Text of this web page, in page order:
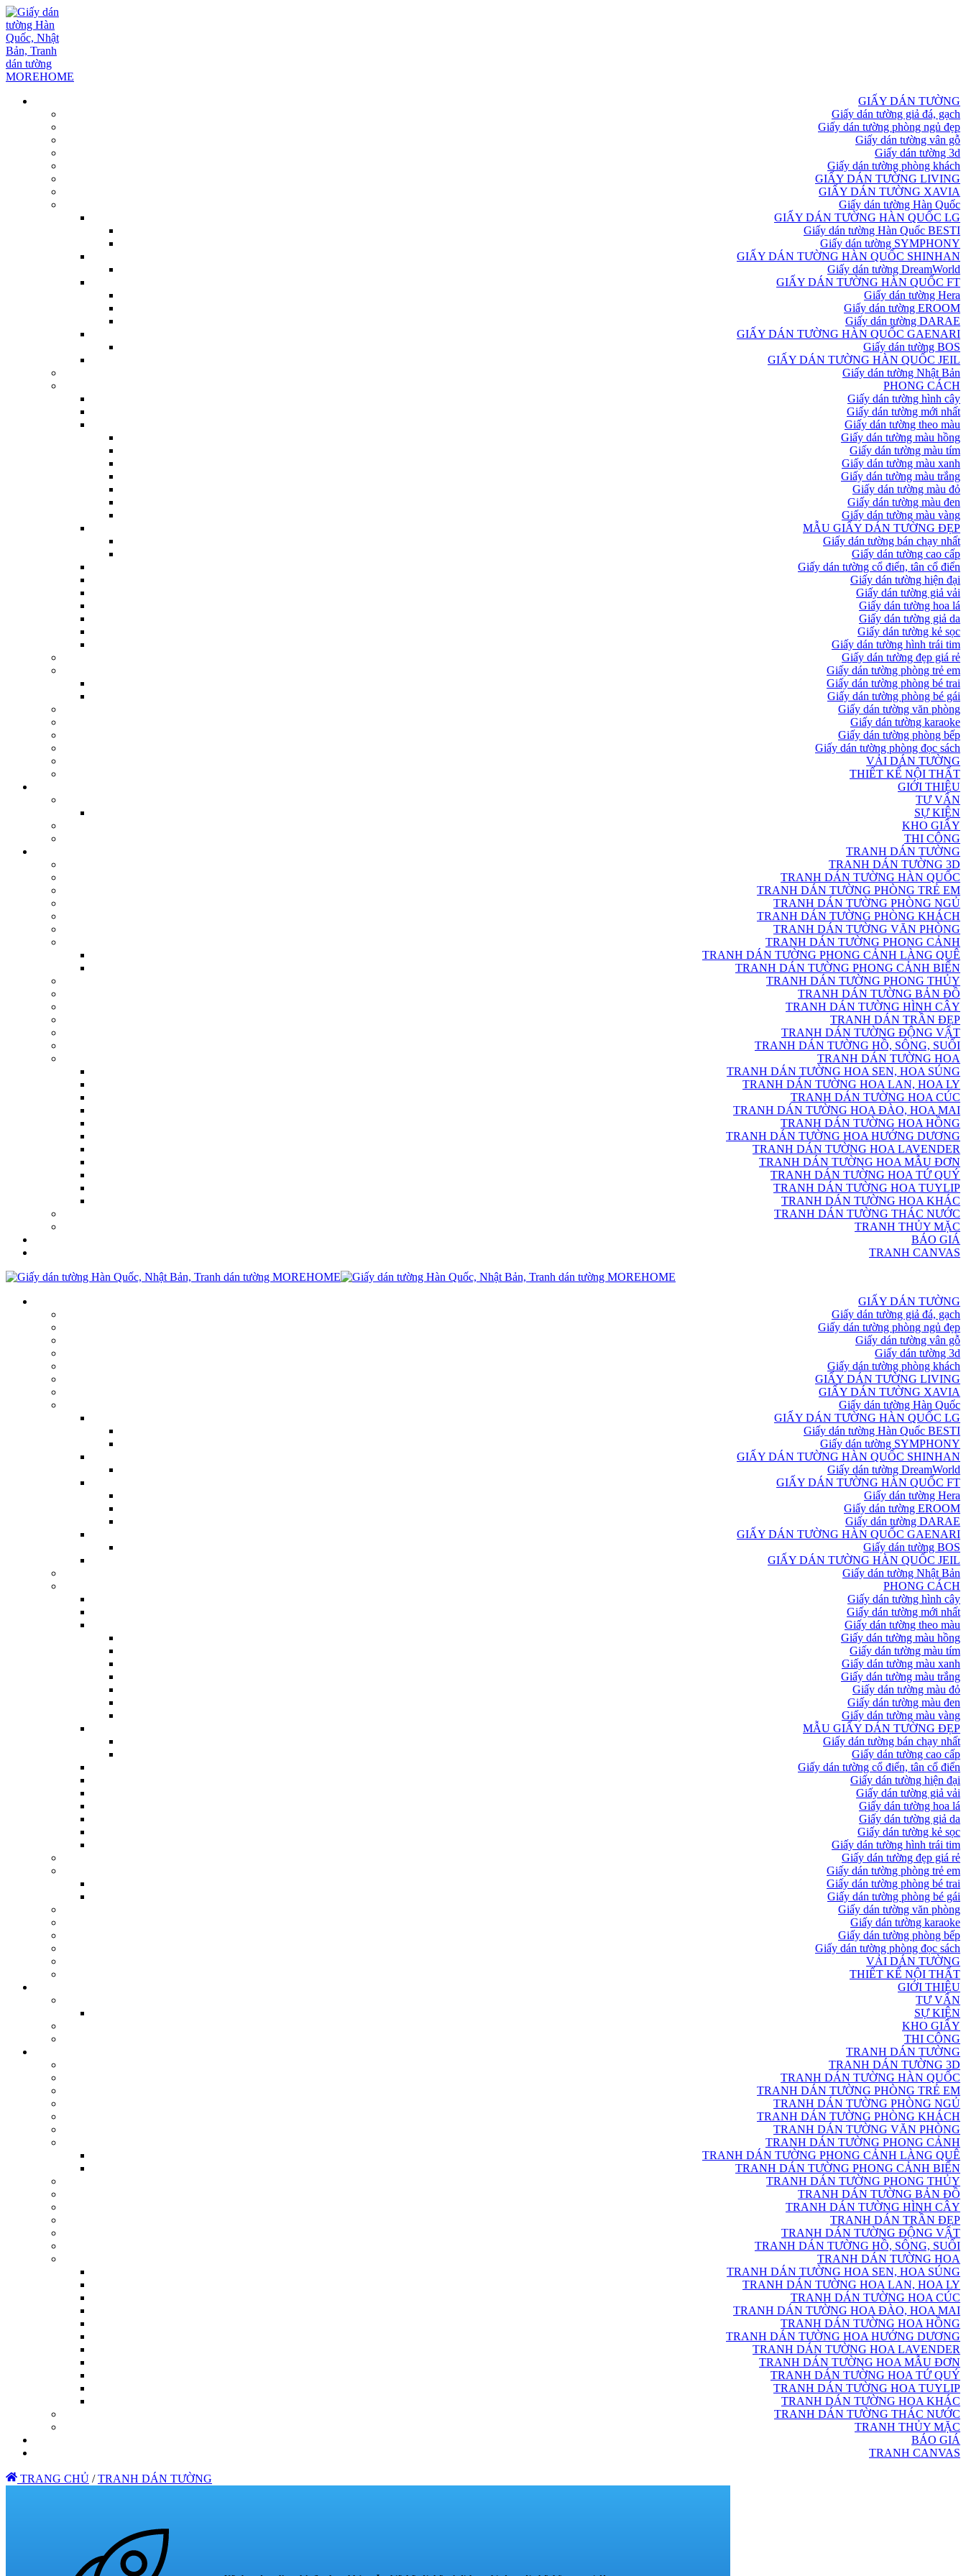
GIẤY DÁN TƯỜNG
Giấy dán tường giả đá, gạch
Giấy dán tường phòng ngủ đẹp
Giấy dán tường vân gỗ
Giấy dán tường 3d
Giấy dán tường phòng khách
GIẤY DÁN TƯỜNG LIVING
GIẤY DÁN TƯỜNG XAVIA
Giấy dán tường Hàn Quốc
GIẤY DÁN TƯỜNG HÀN QUỐC LG
Giấy dán tường Hàn Quốc BESTI
Giấy dán tường SYMPHONY
GIẤY DÁN TƯỜNG HÀN QUỐC SHINHAN
Giấy dán tường DreamWorld
GIẤY DÁN TƯỜNG HÀN QUỐC FT
Giấy dán tường Hera
Giấy dán tường EROOM
Giấy dán tường DARAE
GIẤY DÁN TƯỜNG HÀN QUỐC GAENARI
Giấy dán tường BOS
GIẤY DÁN TƯỜNG HÀN QUỐC JEIL
Giấy dán tường Nhật Bản
PHONG CÁCH
Giấy dán tường hình cây
Giấy dán tường mới nhất
Giấy dán tường theo màu
Giấy dán tường màu hồng
Giấy dán tường màu tím
Giấy dán tường màu xanh
Giấy dán tường màu trắng
Giấy dán tường màu đỏ
Giấy dán tường màu đen
Giấy dán tường màu vàng
MẪU GIẤY DÁN TƯỜNG ĐẸP
Giấy dán tường bán chạy nhất
Giấy dán tường cao cấp
Giấy dán tường cổ điển, tân cổ điển
Giấy dán tường hiện đại
Giấy dán tường giả vải
Giấy dán tường hoa lá
Giấy dán tường giả da
Giấy dán tường kẻ sọc
Giấy dán tường hình trái tim
Giấy dán tường đẹp giá rẻ
Giấy dán tường phòng trẻ em
Giấy dán tường phòng bé trai
Giấy dán tường phòng bé gái
Giấy dán tường văn phòng
Giấy dán tường karaoke
Giấy dán tường phòng bếp
Giấy dán tường phòng đọc sách
VẢI DÁN TƯỜNG
THIẾT KẾ NỘI THẤT
GIỚI THIỆU
TƯ VẤN
SỰ KIỆN
KHO GIẤY
THI CÔNG
TRANH DÁN TƯỜNG
TRANH DÁN TƯỜNG 3D
TRANH DÁN TƯỜNG HÀN QUỐC
TRANH DÁN TƯỜNG PHÒNG TRẺ EM
TRANH DÁN TƯỜNG PHÒNG NGỦ
TRANH DÁN TƯỜNG PHÒNG KHÁCH
TRANH DÁN TƯỜNG VĂN PHÒNG
TRANH DÁN TƯỜNG PHONG CẢNH
TRANH DÁN TƯỜNG PHONG CẢNH LÀNG QUÊ
TRANH DÁN TƯỜNG PHONG CẢNH BIỂN
TRANH DÁN TƯỜNG PHONG THỦY
TRANH DÁN TƯỜNG BẢN ĐỒ
TRANH DÁN TƯỜNG HÌNH CÂY
TRANH DÁN TRẦN ĐẸP
TRANH DÁN TƯỜNG ĐỘNG VẬT
TRANH DÁN TƯỜNG HỒ, SÔNG, SUỐI
TRANH DÁN TƯỜNG HOA
TRANH DÁN TƯỜNG HOA SEN, HOA SÚNG
TRANH DÁN TƯỜNG HOA LAN, HOA LY
TRANH DÁN TƯỜNG HOA CÚC
TRANH DÁN TƯỜNG HOA ĐÀO, HOA MAI
TRANH DÁN TƯỜNG HOA HỒNG
TRANH DÁN TƯỜNG HOA HƯỚNG DƯƠNG
TRANH DÁN TƯỜNG HOA LAVENDER
TRANH DÁN TƯỜNG HOA MẪU ĐƠN
TRANH DÁN TƯỜNG HOA TỨ QUÝ
TRANH DÁN TƯỜNG HOA TUYLIP
TRANH DÁN TƯỜNG HOA KHÁC
TRANH DÁN TƯỜNG THÁC NƯỚC
TRANH THỦY MẶC
BÁO GIÁ
TRANH CANVAS
GIẤY DÁN TƯỜNG
Giấy dán tường giả đá, gạch
Giấy dán tường phòng ngủ đẹp
Giấy dán tường vân gỗ
Giấy dán tường 3d
Giấy dán tường phòng khách
GIẤY DÁN TƯỜNG LIVING
GIẤY DÁN TƯỜNG XAVIA
Giấy dán tường Hàn Quốc
GIẤY DÁN TƯỜNG HÀN QUỐC LG
Giấy dán tường Hàn Quốc BESTI
Giấy dán tường SYMPHONY
GIẤY DÁN TƯỜNG HÀN QUỐC SHINHAN
Giấy dán tường DreamWorld
GIẤY DÁN TƯỜNG HÀN QUỐC FT
Giấy dán tường Hera
Giấy dán tường EROOM
Giấy dán tường DARAE
GIẤY DÁN TƯỜNG HÀN QUỐC GAENARI
Giấy dán tường BOS
GIẤY DÁN TƯỜNG HÀN QUỐC JEIL
Giấy dán tường Nhật Bản
PHONG CÁCH
Giấy dán tường hình cây
Giấy dán tường mới nhất
Giấy dán tường theo màu
Giấy dán tường màu hồng
Giấy dán tường màu tím
Giấy dán tường màu xanh
Giấy dán tường màu trắng
Giấy dán tường màu đỏ
Giấy dán tường màu đen
Giấy dán tường màu vàng
MẪU GIẤY DÁN TƯỜNG ĐẸP
Giấy dán tường bán chạy nhất
Giấy dán tường cao cấp
Giấy dán tường cổ điển, tân cổ điển
Giấy dán tường hiện đại
Giấy dán tường giả vải
Giấy dán tường hoa lá
Giấy dán tường giả da
Giấy dán tường kẻ sọc
Giấy dán tường hình trái tim
Giấy dán tường đẹp giá rẻ
Giấy dán tường phòng trẻ em
Giấy dán tường phòng bé trai
Giấy dán tường phòng bé gái
Giấy dán tường văn phòng
Giấy dán tường karaoke
Giấy dán tường phòng bếp
Giấy dán tường phòng đọc sách
VẢI DÁN TƯỜNG
THIẾT KẾ NỘI THẤT
GIỚI THIỆU
TƯ VẤN
SỰ KIỆN
KHO GIẤY
THI CÔNG
TRANH DÁN TƯỜNG
TRANH DÁN TƯỜNG 3D
TRANH DÁN TƯỜNG HÀN QUỐC
TRANH DÁN TƯỜNG PHÒNG TRẺ EM
TRANH DÁN TƯỜNG PHÒNG NGỦ
TRANH DÁN TƯỜNG PHÒNG KHÁCH
TRANH DÁN TƯỜNG VĂN PHÒNG
TRANH DÁN TƯỜNG PHONG CẢNH
TRANH DÁN TƯỜNG PHONG CẢNH LÀNG QUÊ
TRANH DÁN TƯỜNG PHONG CẢNH BIỂN
TRANH DÁN TƯỜNG PHONG THỦY
TRANH DÁN TƯỜNG BẢN ĐỒ
TRANH DÁN TƯỜNG HÌNH CÂY
TRANH DÁN TRẦN ĐẸP
TRANH DÁN TƯỜNG ĐỘNG VẬT
TRANH DÁN TƯỜNG HỒ, SÔNG, SUỐI
TRANH DÁN TƯỜNG HOA
TRANH DÁN TƯỜNG HOA SEN, HOA SÚNG
TRANH DÁN TƯỜNG HOA LAN, HOA LY
TRANH DÁN TƯỜNG HOA CÚC
TRANH DÁN TƯỜNG HOA ĐÀO, HOA MAI
TRANH DÁN TƯỜNG HOA HỒNG
TRANH DÁN TƯỜNG HOA HƯỚNG DƯƠNG
TRANH DÁN TƯỜNG HOA LAVENDER
TRANH DÁN TƯỜNG HOA MẪU ĐƠN
TRANH DÁN TƯỜNG HOA TỨ QUÝ
TRANH DÁN TƯỜNG HOA TUYLIP
TRANH DÁN TƯỜNG HOA KHÁC
TRANH DÁN TƯỜNG THÁC NƯỚC
TRANH THỦY MẶC
BÁO GIÁ
TRANH CANVAS
TRANG CHỦ / TRANH DÁN TƯỜNG